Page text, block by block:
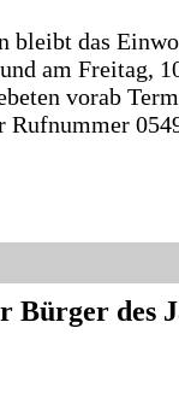
bleibt das
am Freitag,
vorab
Bürger des